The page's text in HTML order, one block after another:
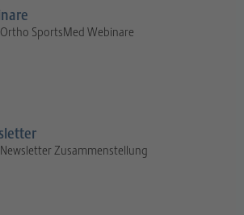
Ortho SportsMed Webinare
Newsletter Zusammenstellung